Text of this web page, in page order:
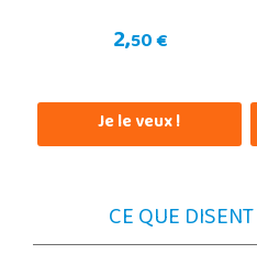
2,50 €
Je le veux !
CE QUE